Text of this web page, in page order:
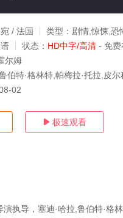
/ 法国 类型： 剧情,惊悚,恐
状态： HD中字/高清 - 免费
尔姆
伯特·格林特,帕梅拉·托拉,皮
02
 极速观看
执导，塞迪·哈拉,鲁伯特·格